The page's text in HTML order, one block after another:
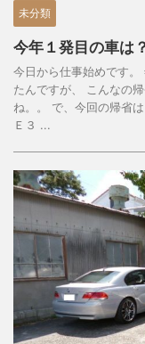
未分類
今年１発目の車は？
今日から仕事始めです
たんですが、 こんなの
ね。。 で、今回の帰省
Ｅ３ ...